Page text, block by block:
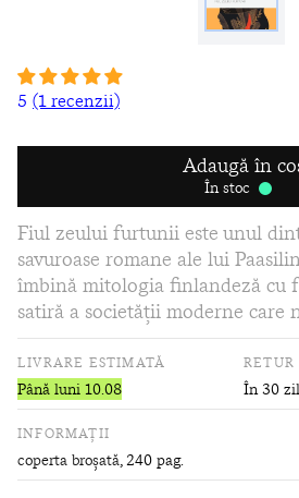
5 (1 recenzii)
Adaugă în
În stoc
Fiul zeului furtunii este unul
savuroase romane ale lui
îmbină mitologia finlandeză cu
satiră a societății moderne care
LIVRARE ESTIMATĂ
Până luni 10.08
RETUR
În 30
INFORMAȚII
coperta broșată, 240 pag.